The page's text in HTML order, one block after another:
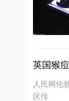
英国猴
人民网伦
区传